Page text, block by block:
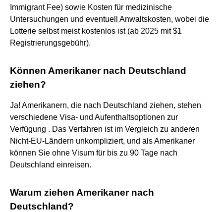
Immigrant Fee) sowie Kosten für medizinische
Untersuchungen und eventuell Anwaltskosten, wobei die
Lotterie selbst meist kostenlos ist (ab 2025 mit $1
Registrierungsgebühr).
Können Amerikaner nach Deutschland
ziehen?
Ja! Amerikanern, die nach Deutschland ziehen, stehen
verschiedene Visa- und Aufenthaltsoptionen zur
Verfügung . Das Verfahren ist im Vergleich zu anderen
Nicht-EU-Ländern unkompliziert, und als Amerikaner
können Sie ohne Visum für bis zu 90 Tage nach
Deutschland einreisen.
Warum ziehen Amerikaner nach
Deutschland?